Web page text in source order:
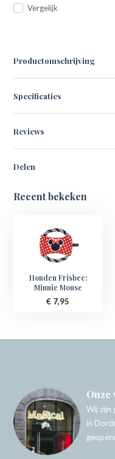
Vergelijk
Productomschrijving
Specificaties
Reviews
Delen
Recent bekeken
Honden Frisbee:
Minnie Mouse
€ 7,95
Onze
Wij zijn
in